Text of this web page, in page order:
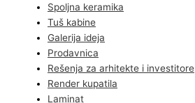
Spoljna keramika
Tuš kabine
Galerija ideja
Prodavnica
Rešenja za arhitekte i investitore
Render kupatila
Laminat